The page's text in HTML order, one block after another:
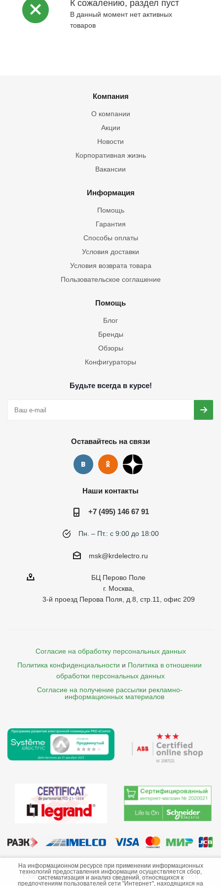
К сожалению, раздел пуст
В данный момент нет активных
товаров
Компания
О компании
Акции
Новости
Корпоративная жизнь
Вакансии
Информация
Помощь
Гарантия
Способы оплаты
Условия доставки
Условия возврата товара
Пользовательское соглашение
Помощь
Блог
Бренды
Обзоры
Конфигураторы
Будьте всегда в курсе!
Оставайтесь на связи
Наши контакты
+7 (495) 146 67 91
Пн. – Пт.: с 9:00 до 18:00
msk@krdelectro.ru
БЦ Перово Поле
г. Москва,
3-й проезд Перова Поля, д.8, стр.11, офис 209
Согласие на обработку персональных данных
Политика конфиденциальности и Политика в отношении
обработки персональных данных
Согласие на получение рассылки рекламно-
    информационных материалов
©2013-2026 ООО «Краснодарэлектро»
Сайт носит информационный характер и не является
На информационном ресурсе при применении информационных
технологий предоставления информации осуществляется сбор,
систематизация и анализ сведений, относящихся к
предпочтениям пользователей сети "Интернет", находящихся на